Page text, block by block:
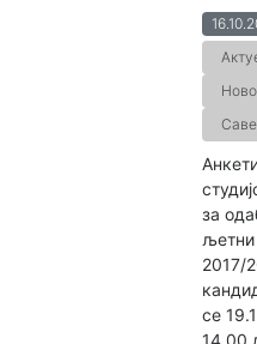
за
2017/
се
14.00